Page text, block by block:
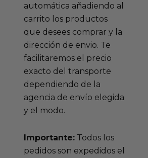
automática añadiendo al
carrito los productos
que desees comprar y la
dirección de envio. Te
facilitaremos el precio
exacto del transporte
dependiendo de la
agencia de envío elegida
y el modo.
Importante:Todos los
pedidos son expedidos el